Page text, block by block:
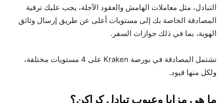
التبادل، مثل معاملات الهامش والعقود الآجلة، يجب عليك ترقية
المصادقة الخاصة بك إلى مستويات أعلى عن طريق إرسال وثائق
الهوية، بما في ذلك جوازات السفر.
تشتمل المصادقة في بورصة Kraken على 4 مستويات مختلفة،
ولكل منها قيود.
ما هي مزايا وعيوب تبادل كراكن؟